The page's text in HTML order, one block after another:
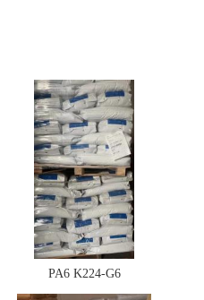
PA6 K224-G6